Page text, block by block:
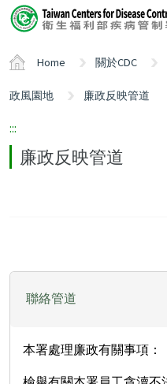
Center
block
Home 關於CDC
政風園地 廉政反映管道
:::
廉政反映管道
聯絡管道
本署處理廉政有關事項：